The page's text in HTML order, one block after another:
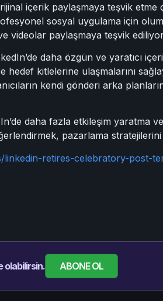
içerik paylaşmaya teşvik
sosyal uygulama için
videolar paylaşmaya teşvik
daha özgün ve yaratıcı
kitlelerine ulaşmalarını
kendi gönderi arka
daha fazla etkileşim yaratma
pazarlama
linkedin-retires-celebratory-post-
olabilirsin. ABONE OL